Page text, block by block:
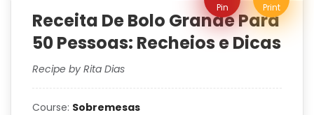
Pin Print
Receita De Bolo Grande Para
50 Pessoas: Recheios e Dicas
Recipe by Rita Dias
Course: Sobremesas